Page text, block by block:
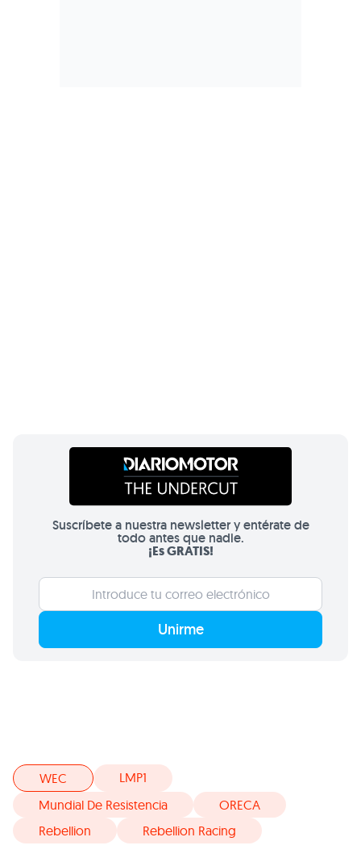
Suscríbete a nuestra newsletter y entérate de
todo antes que nadie.
¡Es GRATIS!
Unirme
WEC
LMP1
Mundial De Resistencia
ORECA
Rebellion
Rebellion Racing